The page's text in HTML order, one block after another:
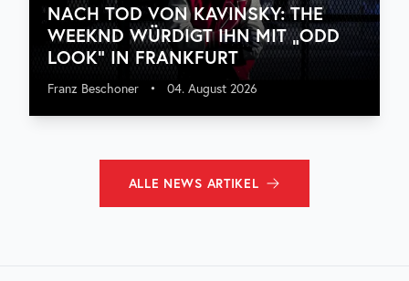
NACH TOD VON KAVINSKY: THE
WEEKND WÜRDIGT IHN MIT „ODD
LOOK“ IN FRANKFURT
Franz Beschoner • 04. August 2026
ALLE NEWS ARTIKEL